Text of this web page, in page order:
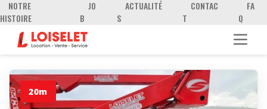
NOTRE
HISTOIRE
JO
B
ACTUALITÉ
S
CONTAC
T
FA
Q
20m